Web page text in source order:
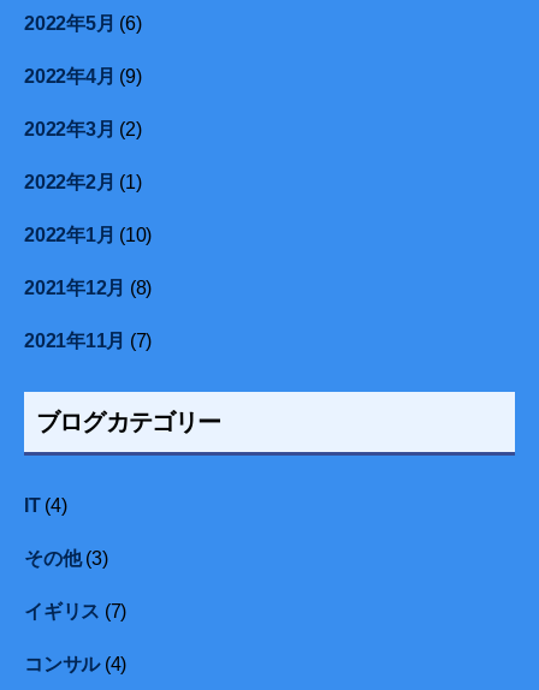
2022年5月 (6)
2022年4月 (9)
2022年3月 (2)
2022年2月 (1)
2022年1月 (10)
2021年12月 (8)
2021年11月 (7)
ブログカテゴリー
IT(4)
その他(3)
イギリス (7)
コンサル(4)